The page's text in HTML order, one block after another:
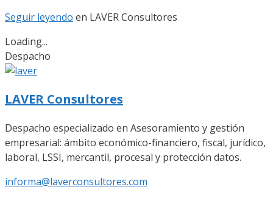
Seguir leyendo en LAVER Consultores
Loading...
Despacho
LAVER Consultores
Despacho especializado en Asesoramiento y gestión
empresarial: ámbito económico-financiero, fiscal, jurídico,
laboral, LSSI, mercantil, procesal y protección datos.
informa@laverconsultores.com